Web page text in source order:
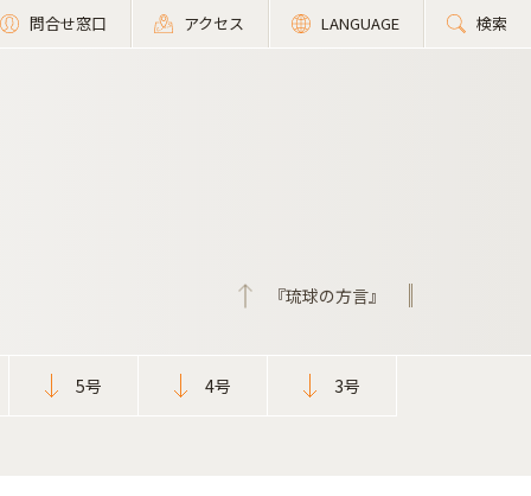
問合せ窓口 アクセス LANGUAGE 検索
『琉球の方言』
5号 4号 3号